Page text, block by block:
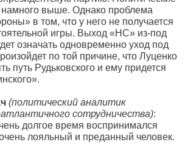
выше. Однако проблема
в том, что у него не получается
игры. Выход «НС» из-под
означать одновременно уход под
по той причине, что Луценко
путь Рудьковского и ему придется
(политический аналитик
сотрудничества):
долгое время воспринимался
лояльный и преданный человек.